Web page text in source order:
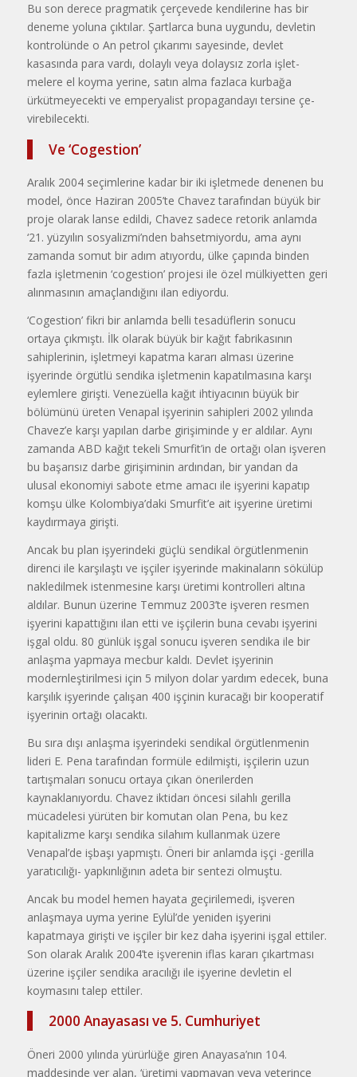
Bu son derece pragmatik çerçeve­de kendilerine has bir
deneme yoluna çıktılar. Şartlarca buna uygundu, devletin
kontrolünde o An petrol çıkarımı sayesinde, devlet
kasasında para var­dı, dolaylı veya dolaysız zorla işlet­
melere el koyma yerine, satın alma fazlaca kurbağa
ürkütmeyecekti ve emperyalist propagandayı tersine çe­
virebilecekti.
Ve ‘Cogestion’
Aralık 2004 seçimlerine kadar bir iki işletmede denenen bu
model, önce Haziran 2005’te Chavez tarafından büyük bir
proje olarak lanse edildi, Chavez sadece retorik anlamda
‘21. yüzyılın sosyalizmi’nden bahsetmi­yordu, ama aynı
zamanda somut bir adım atıyordu, ülke çapında binden
fazla işletmenin ‘cogestion’ projesi ile özel mülkiyetten geri
alınmasının amaçlandığını ilan ediyordu.
‘Cogestion’ fikri bir anlamda bel­li tesadüflerin sonucu
ortaya çıkmıştı. İlk olarak büyük bir kağıt fabrikasının
sahiplerinin, işletmeyi kapatma kararı alması üzerine
işyerinde örgütlü sen­dika işletmenin kapatılmasına karşı
eylemlere girişti. Venezüella kağıt ih­tiyacının büyük bir
bölümünü üreten Venapal işyerinin sahipleri 2002 yı­lında
Chavez’e karşı yapılan darbe gi­rişiminde y er aldılar. Aynı
zamanda ABD kağıt tekeli Smurfit’in de ortağı olan işveren
bu başarısız darbe girişi­minin ardından, bir yandan da
ulusal ekonomiyi sabote etme amacı ile iş­yerini kapatıp
komşu ülke Kolombi­ya’daki Smurfit’e ait işyerine üretimi
kaydırmaya girişti.
Ancak bu plan işyerindeki güçlü sendikal örgütlenmenin
direnci ile karşılaştı ve işçiler işyerinde makinaların sökülüp
nakledilmek isten­mesine karşı üretimi kontrolleri altı­na
aldılar. Bunun üzerine Temmuz 2003’te işveren resmen
işyerini ka­pattığını ilan etti ve işçilerin buna cevabı işyerini
işgal oldu. 80 günlük işgal sonucu işveren sendika ile bir
anlaşma yapmaya mecbur kaldı. Devlet işyerinin
modernleştirilmesi için 5 milyon dolar yardım edecek, buna
karşılık işyerinde çalışan 400 işçinin kuracağı bir kooperatif
işye­rinin ortağı olacaktı.
Bu sıra dışı anlaşma işyerindeki sendikal örgütlenmenin
lideri E. Pena tarafından formüle edilmişti, işçilerin uzun
tartışmaları sonucu ortaya çıkan önerilerden
kaynaklanıyordu. Chavez iktidarı öncesi silahlı gerilla
mücade­lesi yürüten bir komutan olan Pena, bu kez
kapitalizme karşı sendika sila­hım kullanmak üzere
Venapal’de iş­başı yapmıştı. Öneri bir anlamda işçi -gerilla
yaratıcılığı- yapkınlığının adeta bir sentezi olmuştu.
Ancak bu model hemen hayata geçirilemedi, işveren
anlaşmaya uy­ma yerine Eylül’de yeniden işyerini
kapatmaya girişti ve işçiler bir kez daha işyerini işgal ettiler.
Son olarak Aralık 2004’te işverenin iflas kararı çıkartması
üzerine işçiler sendika ara­cılığı ile işyerine devletin el
koyması­nı talep ettiler.
2000 Anayasası ve 5. Cumhuriyet
Öneri 2000 yılında yürürlüğe gi­ren Anayasa’nın 104.
maddesinde yer alan, ‘üretimi yapmayan veya yeterin­ce